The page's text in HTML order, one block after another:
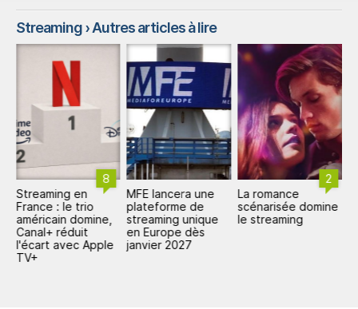
Streaming› Autres articles à lire
8
Streaming en
France : le trio
américain domine,
Canal+ réduit
l'écart avec Apple
TV+
MFE lancera une
plateforme de
streaming unique
en Europe dès
janvier 2027
2
La romance
scénarisée domine
le streaming